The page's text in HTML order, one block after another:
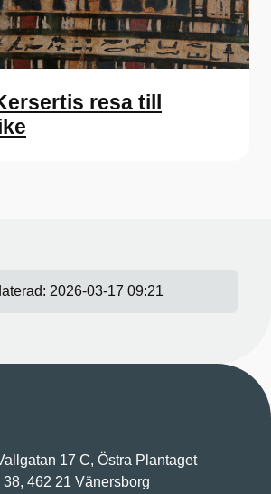
resa till
2026-03-17 09:21
17 C, Östra Plantaget
38, 462 21 Vänersborg